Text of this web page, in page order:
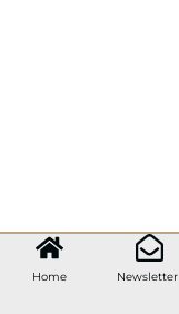
Home Newsletter